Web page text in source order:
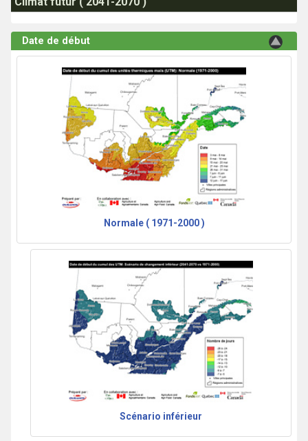
Date de début
Normale ( 1971-2000 )
Scénario inférieur